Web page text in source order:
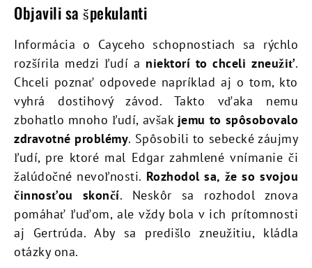
Objavili sa špekulanti
Informácia o Cayceho schopnostiach sa rýchlo
rozšírila medzi ľudí a niektorí to chceli zneužiť.
Chceli poznať odpovede napríklad aj o tom, kto
vyhrá dostihový závod. Takto vďaka nemu
zbohatlo mnoho ľudí, avšak jemu to spôsobovalo
zdravotné problémy. Spôsobili to sebecké záujmy
ľudí, pre ktoré mal Edgar zahmlené vnímanie či
žalúdočné nevoľnosti. Rozhodol sa, že so svojou
činnosťou skončí. Neskôr sa rozhodol znova
pomáhať ľuďom, ale vždy bola v ich prítomnosti
aj Gertrúda. Aby sa predišlo zneužitiu, kládla
otázky ona.